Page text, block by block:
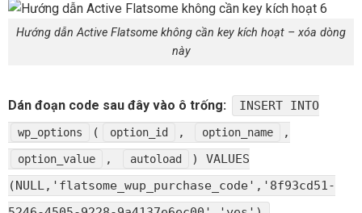
Hướng dẫn Active Flatsome không cần key kích hoạt – xóa dòng
này
Dán đoạn code sau đây vào ô trống: INSERT INTO
wp_options ( option_id , option_name ,
option_value , autoload
) VALUES
(NULL,'flatsome_wup_purchase_code','8f93cd51-